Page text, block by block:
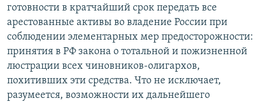
готовности в кратчайший срок передать все
арестованные активы во владение России при
соблюдении элементарных мер предосторожности:
принятия в РФ закона о тотальной и пожизненной
люстрации всех чиновников-олигархов,
похитивших эти средства. Что не исключает,
разумеется, возможности их дальнейшего